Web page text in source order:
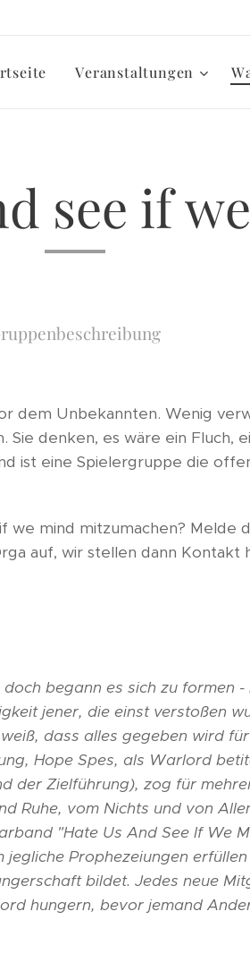
Veranstaltungen
see if
dem Unbekannten. Wenig
denken, es wäre ein Fluch,
ist eine Spielergruppe die
we mind mitzumachen? Melde
auf, wir stellen dann Kontakt
begann es sich zu formen
jener, die einst verstoßen
dass alles gegeben wird
Hope Spes, als Warlord
der Zielführung), zog für
Ruhe, vom Nichts und von
"Hate Us And See If We
Prophezeiungen
bildet. Jedes neue
hungern, bevor jemand